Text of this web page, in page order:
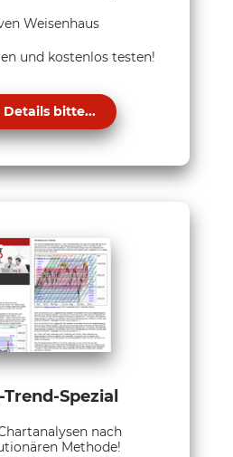
Weisenhaus
und kostenlos testen!
Details bitte...
Spezial
nach
Methode!